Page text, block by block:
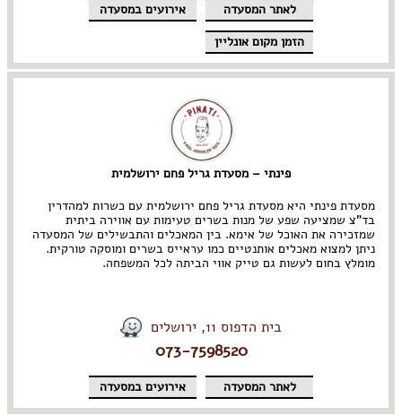
לאתר המסעדה
אירועים במסעדה
הזמן מקום אונליין
פינתי – מסעדת גריל פחם ירושלמית
מסעדת פינתי היא מסעדת גריל פחם ירושלמית עם כשרות למהדרין
בד”צ שמציעה שפע של מנות בשרים טעימות עם אווירה ביתית
שמזכירה את האוכל של אימא. בין המאכלים והתבשילים של המסעדה
ניתן למצוא מאכלים אותנטיים כמו עראייס בשרים ומוסקה טורקית.
מומלץ בחום לעשות גם טייק אווי הביתה לכל המשפחה.
בית הדפוס 11, ירושלים
073-7598520
לאתר המסעדה אירועים במסעדה